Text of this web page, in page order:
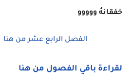
خفقانهُ ووووو
الفصل الرابع عشر من هنا
لقراءة باقي الفصول من هنا